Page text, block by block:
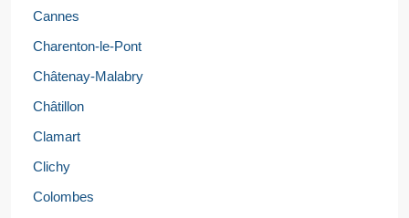
Cannes
Charenton-le-Pont
Châtenay-Malabry
Châtillon
Clamart
Clichy
Colombes